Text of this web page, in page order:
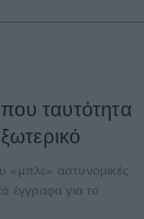
ταυτότητα
αστυνομικές
έγγραφα για το